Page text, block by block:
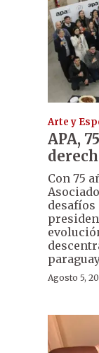
Arte y
APA,
Con 75
desafíos
Agosto 5,